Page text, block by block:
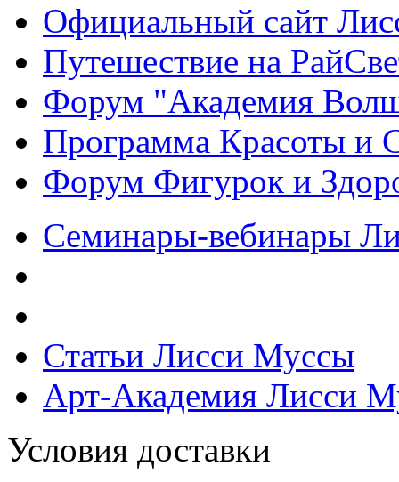
Официальный сайт
Путешествие на
Форум "Академия
Программа Красоты и
Форум Фигурок и
Семинары-вебинары
Статьи Лисси Муссы
Арт-Академия Лисси
Условия доставки